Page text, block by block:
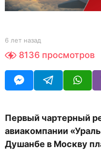
а
а
д
b
Y
O
R
6 лет назад
е
н
8136 просмотров
Первый чартерный
авиакомпании
Душанбе в Москву